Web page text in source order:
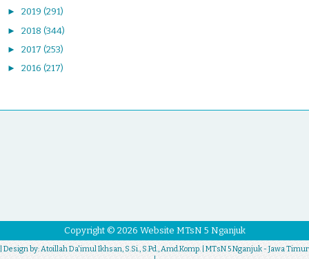
► 2019 (291)
► 2018 (344)
► 2017 (253)
► 2016 (217)
Copyright © 2026 Website MTsN 5 Nganjuk
| Design by:Atoillah Da'imul Ikhsan, S.Si., S.Pd., Amd.Komp. | MTsN 5 Nganjuk - Jawa Timur